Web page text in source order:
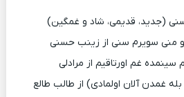
(جدید، قدیمی، شاد و غمگین)
منی سویرم سنی از زینب حسنی
غم اورتاقیم از مرادلی
غمدن آلان اولمادی) از طالب طالع